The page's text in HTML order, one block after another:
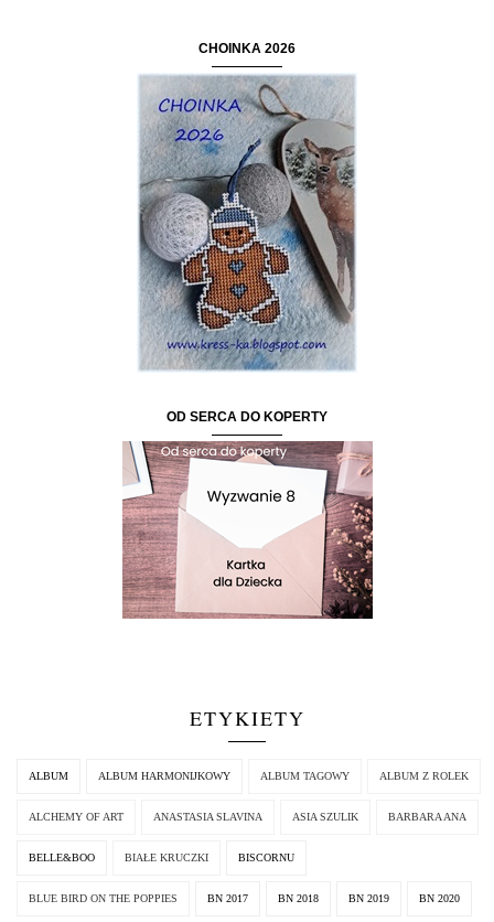
CHOINKA 2026
OD SERCA DO KOPERTY
ETYKIETY
ALBUM ALBUM HARMONIJKOWY ALBUM TAGOWY ALBUM Z ROLEK
ALCHEMY OF ART ANASTASIA SLAVINA ASIA SZULIK BARBARA ANA
BELLE&BOO BIAŁE KRUCZKI BISCORNU
BLUE BIRD ON THE POPPIES BN 2017 BN 2018 BN 2019 BN 2020